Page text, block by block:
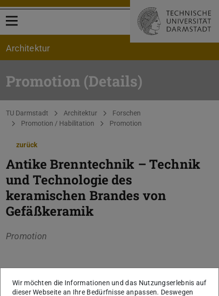
Menü öffnen
Architektur
Promotion (Details)
Sie befinden sich hier:
TU Darmstadt Architektur
Forschen
Promotion / Habilitation
Promotion
zurück
Antike Brenntechnik – Technik
und Technologie des
keramischen Brandes von
Gefäßkeramik
Promotion
Kerndaten
Wir möchten die Informationen und das Nutzungserlebnis auf
dieser Webseite an Ihre Bedürfnisse anpassen. Deswegen